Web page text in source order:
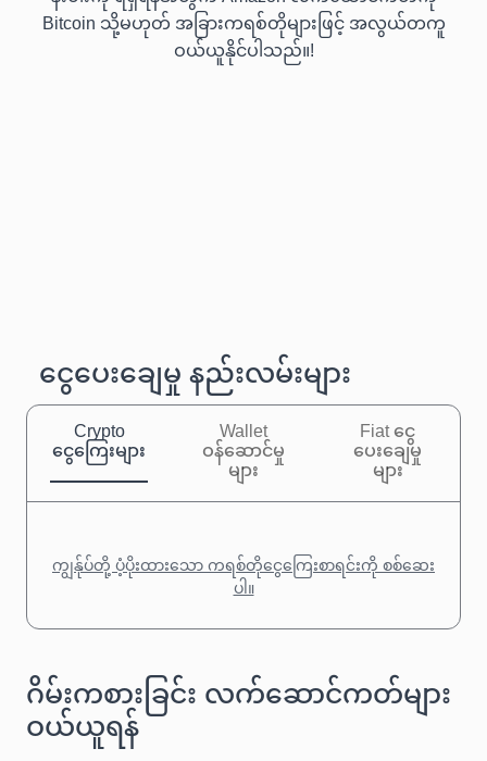
Bitcoin သို့မဟုတ် အခြားကရစ်တိုများဖြင့် အလွယ်တကူ
ဝယ်ယူနိုင်ပါသည်။!
ငွေပေးချေမှု နည်းလမ်းများ
Crypto
ငွေကြေးများ
Wallet
ဝန်ဆောင်မှု
များ
Fiat ငွေ
ပေးချေမှု
များ
ကျွန်ုပ်တို့ ပံ့ပိုးထားသော ကရစ်တိုငွေကြေးစာရင်းကို စစ်ဆေး
ပါ။
ဂိမ်းကစားခြင်း လက်ဆောင်ကတ်များ
ဝယ်ယူရန်